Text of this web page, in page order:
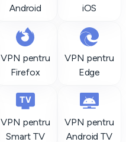
Android
iOS
VPN pentru
Firefox
VPN pentru
Edge
VPN pentru
Smart TV
VPN pentru
Android TV